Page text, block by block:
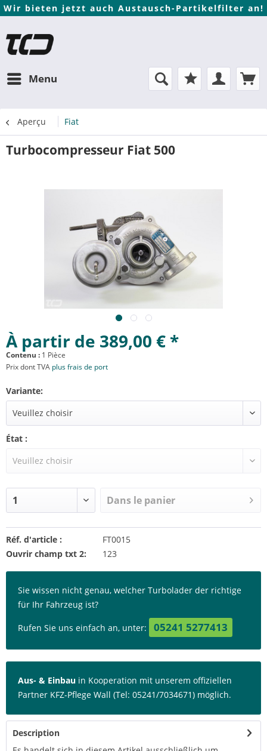
Wir bieten jetzt auch Austausch-Partikelfilter an!
Menu
Aperçu Fiat
Turbocompresseur Fiat 500
À partir de 389,00 € *
Contenu : 1 Pièce
Prix dont TVA plus frais de port
Variante:
État :
Dans le panier
Réf. d'article :
FT0015
Ouvrir champ txt 2:
123
Sie wissen nicht genau, welcher Turbolader der richtige
für Ihr Fahrzeug ist?
Rufen Sie uns einfach an, unter: 05241 5277413
Aus- & Einbau in Kooperation mit unserem offiziellen
Partner KFZ-Pflege Wall (Tel: 05241/7034671) möglich.
Description